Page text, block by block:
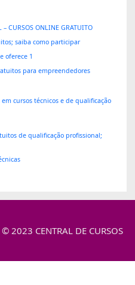
CURSOS ONLINE GRATUITO
saiba como participar
oferece 1
para empreendedores
cursos técnicos e de qualificação
de qualificação profissional;
© 2023 CENTRAL DE CURSOS